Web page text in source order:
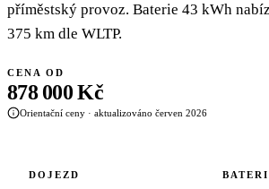
příměstský provoz. Baterie 43 kWh
375 km dle WLTP.
CENA OD
878 000 Kč
Orientační ceny · aktualizováno červen 2026
DOJEZD